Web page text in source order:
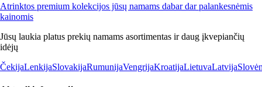
Atrinktos premium kolekcijos jūsų namams dabar dar palankesnėmis
kainomis
Jūsų laukia platus prekių namams asortimentas ir daug įkvepiančių
idėjų
ČekijaLenkijaSlovakijaRumunijaVengrijaKroatijaLietuvaLatvija